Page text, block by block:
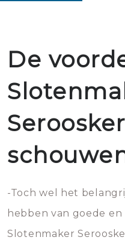
De
-Toch wel het
hebben van goede
Slotenmaker